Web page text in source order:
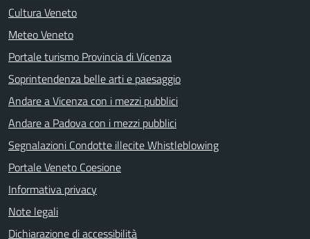
Cultura Veneto
Meteo Veneto
Portale turismo Provincia di Vicenza
Soprintendenza belle arti e paesaggio
Andare a Vicenza con i mezzi pubblici
Andare a Padova con i mezzi pubblici
Segnalazioni Condotte illecite Whistleblowing
Portale Veneto Coesione
Informativa privacy
Note legali
Dichiarazione di accessibilità